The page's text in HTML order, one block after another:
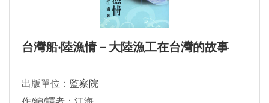
台灣船‧陸漁情－大陸漁工在台灣的故事
出版單位： 監察院